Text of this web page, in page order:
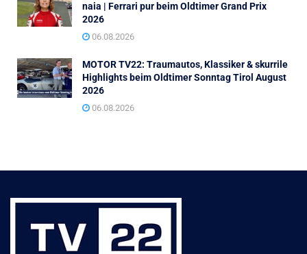
naia | Ferrari pur beim Oldtimer Grand Prix
2026
06.08.2026
MOTOR TV22: Traumautos, Klassiker & skurrile
Highlights beim Oldtimer Sonntag Tirol August
2026
06.08.2026